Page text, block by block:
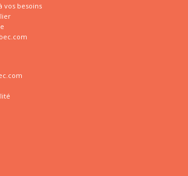
vos besoins